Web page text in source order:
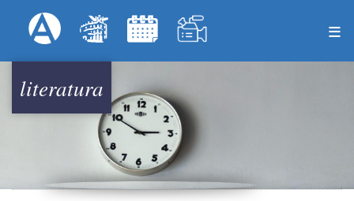
al
Menú Superior
literatura